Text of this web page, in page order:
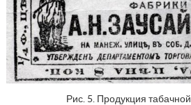
Рис. 5. Продукция